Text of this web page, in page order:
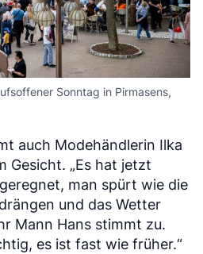
Sonntag in Pirmasens,
auch Modehändlerin Ilka
Gesicht. „Es hat jetzt
man spürt wie die
und das Wetter
Mann Hans stimmt zu.
es ist fast wie früher.“